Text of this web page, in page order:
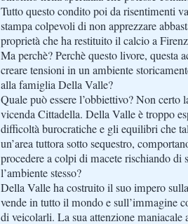
Tutto questo condito poi da risentimenti
stampa colpevoli di non apprezzare
proprietà che ha restituito il calcio a
Ma perchè? Perchè questo livore, questa
creare tensioni in un ambiente
alla famiglia Della Valle?
Quale può essere l’obbiettivo? Non certo
vicenda Cittadella. Della Valle è troppo
difficoltà burocratiche e gli equilibri che
un’area tuttora sotto sequestro,
procedere a colpi di macete rischiando di
l’ambiente stesso?
Della Valle ha costruito il suo impero
vende in tutto il mondo e sull’immagine
di veicolarli. La sua attenzione